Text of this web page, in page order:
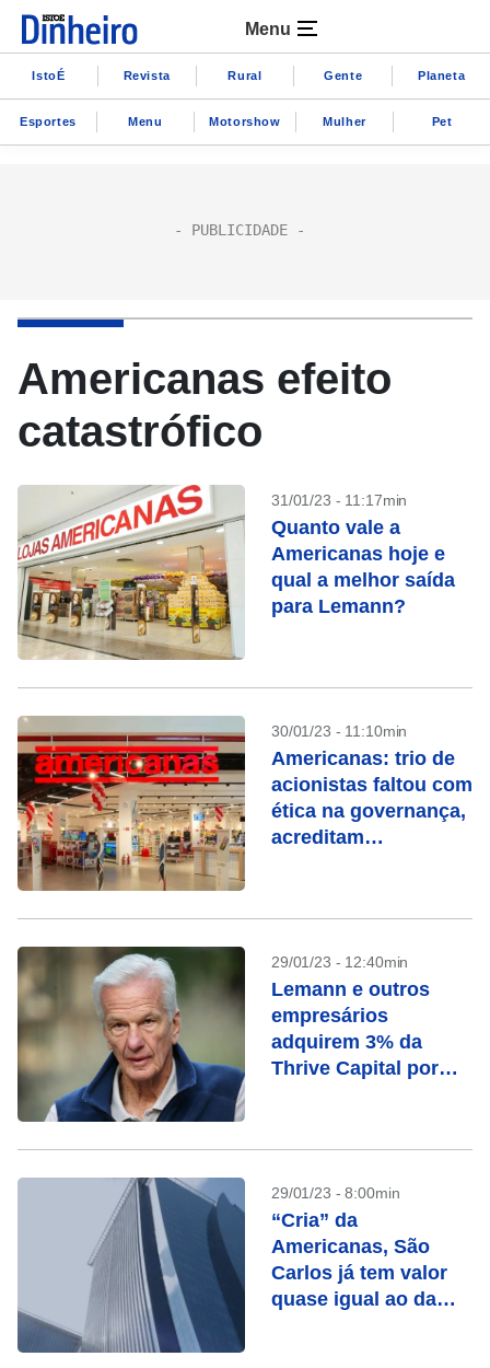
Menu
IstoÉ Revista Rural Gente Planeta
Esportes Menu Motorshow Mulher Pet
Americanas efeito
catastrófico
31/01/23 - 11:17min
Quanto vale a
Americanas hoje e
qual a melhor saída
para Lemann?
30/01/23 - 11:10min
Americanas: trio de
acionistas faltou com
ética na governança,
acreditam
29/01/23 - 12:40min
Lemann e outros
empresários
adquirem 3% da
Thrive Capital por
29/01/23 - 8:00min
“Cria” da
Americanas, São
Carlos já tem valor
quase igual ao da